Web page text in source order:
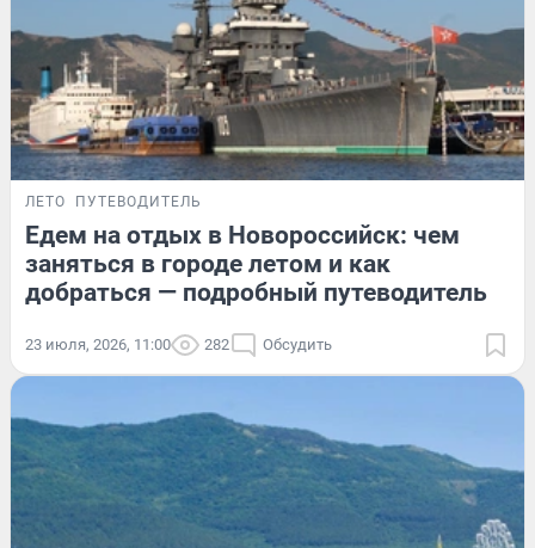
ЛЕТО ПУТЕВОДИТЕЛЬ
Едем на отдых в Новороссийск: чем
заняться в городе летом и как
добраться — подробный путеводитель
23 июля, 2026, 11:00 282 Обсудить